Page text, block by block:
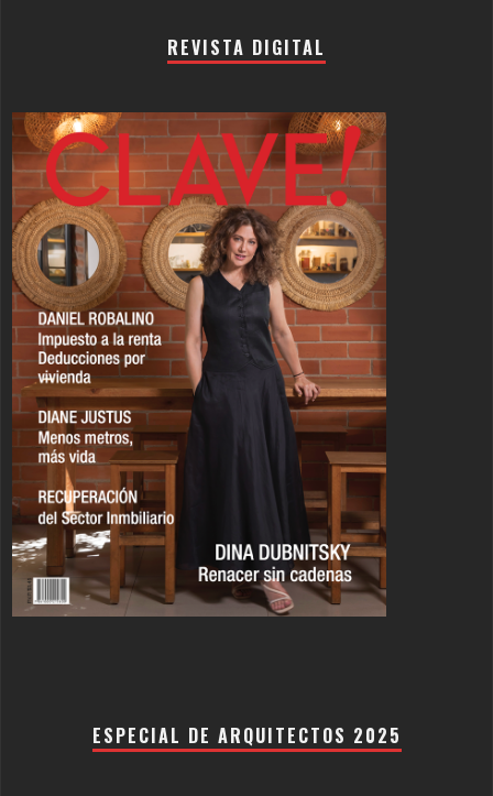
REVISTA DIGITAL
ESPECIAL DE ARQUITECTOS 2025